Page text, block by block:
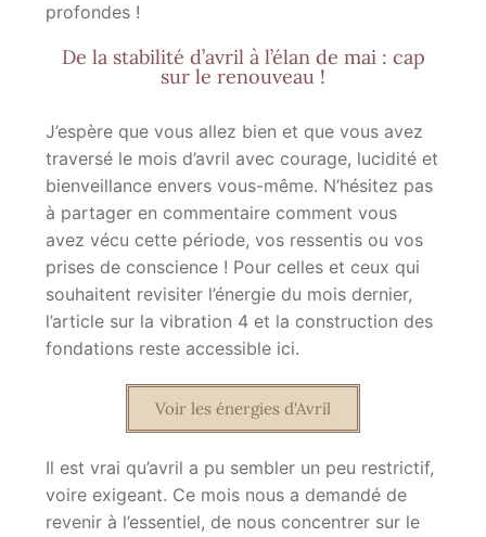
profondes !
De la stabilité d’avril à l’élan de mai : cap
sur le renouveau !
J’espère que vous allez bien et que vous avez
traversé le mois d’avril avec courage, lucidité et
bienveillance envers vous-même. N’hésitez pas
à partager en commentaire comment vous
avez vécu cette période, vos ressentis ou vos
prises de conscience ! Pour celles et ceux qui
souhaitent revisiter l’énergie du mois dernier,
l’article sur la vibration 4 et la construction des
fondations reste accessible ici.
Voir les énergies d'Avril
Il est vrai qu’avril a pu sembler un peu restrictif,
voire exigeant. Ce mois nous a demandé de
revenir à l’essentiel, de nous concentrer sur le